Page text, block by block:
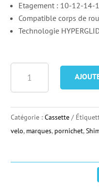
Etagement : 10-12-
Compatible corps de
Technologie
DEORE
Cassette
Catégorie :Cassette
velo, marques, pornichet,